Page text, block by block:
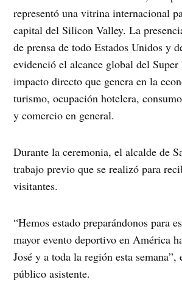
representó una vitrina internacional
capital del Silicon Valley. La
de prensa de todo Estados Unidos y
evidenció el alcance global del
impacto directo que genera en la
turismo, ocupación hotelera,
y comercio en general.
Durante la ceremonia, el alcalde de
trabajo previo que se realizó para
visitantes.
“Hemos estado preparándonos para
mayor evento deportivo en América
José y a toda la región esta semana”,
público asistente.